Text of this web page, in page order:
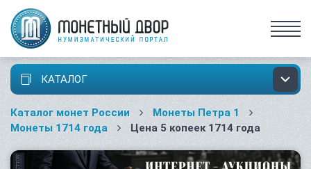
КАТАЛОГ
Каталог монет России
Монеты Петра 1
Монеты 1714 года
Цена 5 копеек 1714 года